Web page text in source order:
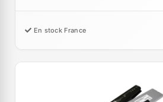
En stock France